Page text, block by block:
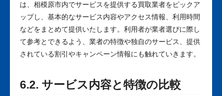
は、相模原市内でサービスを提供する買取業者をピックア
ップし、基本的なサービス内容やアクセス情報、利用時間
などをまとめて提供いたします。利用者が業者選びに際し
て参考とできるよう、業者の特徴や独自のサービス、提供
されている割引やキャンペーン情報にも触れていきます。
6.2. サービス内容と特徴の比較